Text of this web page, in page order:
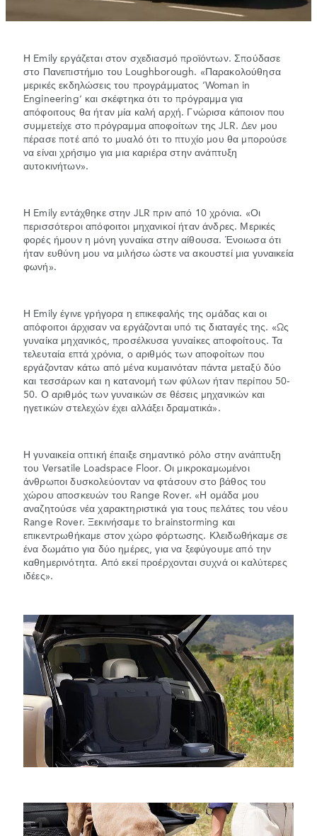
Η Emily εργάζεται στον σχεδιασμό προϊόντων. Σπούδασε
στο Πανεπιστήμιο του Loughborough. «Παρακολούθησα
μερικές εκδηλώσεις του προγράμματος ‘Woman in
Engineering’ και σκέφτηκα ότι το πρόγραμμα για
απόφοιτους θα ήταν μία καλή αρχή. Γνώρισα κάποιον που
συμμετείχε στο πρόγραμμα αποφοίτων της JLR. Δεν μου
πέρασε ποτέ από το μυαλό ότι το πτυχίο μου θα μπορούσε
να είναι χρήσιμο για μια καριέρα στην ανάπτυξη
αυτοκινήτων».
Η Emily εντάχθηκε στην JLR πριν από 10 χρόνια. «Οι
περισσότεροι απόφοιτοι μηχανικοί ήταν άνδρες. Μερικές
φορές ήμουν η μόνη γυναίκα στην αίθουσα. Ένοιωσα ότι
ήταν ευθύνη μου να μιλήσω ώστε να ακουστεί μια γυναικεία
φωνή».
Η Emily έγινε γρήγορα η επικεφαλής της ομάδας και οι
απόφοιτοι άρχισαν να εργάζονται υπό τις διαταγές της. «Ως
γυναίκα μηχανικός, προσέλκυσα γυναίκες αποφοίτους. Τα
τελευταία επτά χρόνια, ο αριθμός των αποφοίτων που
εργάζονταν κάτω από μένα κυμαινόταν πάντα μεταξύ δύο
και τεσσάρων και η κατανομή των φύλων ήταν περίπου 50-
50. Ο αριθμός των γυναικών σε θέσεις μηχανικών και
ηγετικών στελεχών έχει αλλάξει δραματικά».
Η γυναικεία οπτική έπαιξε σημαντικό ρόλο στην ανάπτυξη
του Versatile Loadspace Floor. Οι μικροκαμωμένοι
άνθρωποι δυσκολεύονταν να φτάσουν στο βάθος του
χώρου αποσκευών του Range Rover. «Η ομάδα μου
αναζητούσε νέα χαρακτηριστικά για τους πελάτες του νέου
Range Rover. Ξεκινήσαμε το brainstorming και
επικεντρωθήκαμε στον χώρο φόρτωσης. Κλειδωθήκαμε σε
ένα δωμάτιο για δύο ημέρες, για να ξεφύγουμε από την
καθημερινότητα. Από εκεί προέρχονται συχνά οι καλύτερες
ιδέες».